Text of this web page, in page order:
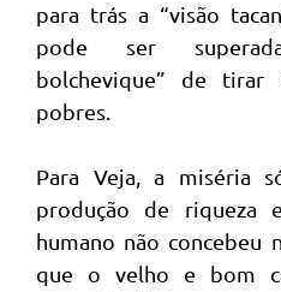
para trás a “visão
pode ser
bolchevique” de
pobres.
Para Veja, a miséria
produção de riqueza
humano não concebeu
que o velho e bom